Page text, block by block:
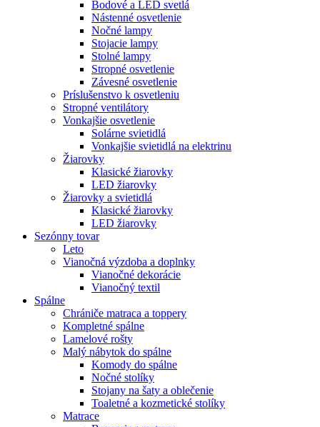
Bodové a LED svetlá
Nástenné osvetlenie
Nočné lampy
Stojacie lampy
Stolné lampy
Stropné osvetlenie
Závesné osvetlenie
Príslušenstvo k osvetleniu
Stropné ventilátory
Vonkajšie osvetlenie
Solárne svietidlá
Vonkajšie svietidlá na elektrinu
Žiarovky
Klasické žiarovky
LED žiarovky
Žiarovky a svietidlá
Klasické žiarovky
LED žiarovky
Sezónny tovar
Leto
Vianočná výzdoba a doplnky
Vianočné dekorácie
Vianočný textil
Spálne
Chrániče matraca a toppery
Kompletné spálne
Lamelové rošty
Malý nábytok do spálne
Komody do spálne
Nočné stolíky
Stojany na šaty a oblečenie
Toaletné a kozmetické stolíky
Matrace